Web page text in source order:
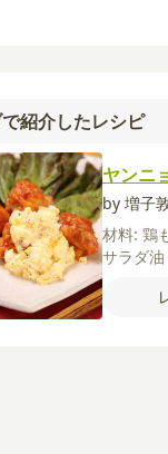
紹介したレシピ
ヤンニ
by 増子
材料: 鶏
サラダ油
びき黒